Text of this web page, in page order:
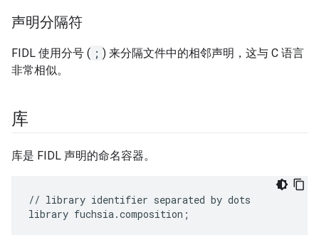
声明分隔符
FIDL 使用分号 ( ; ) 来分隔文件中的相邻声明，这与 C 语言
非常相似。
库
库是 FIDL 声明的命名容器。
// library identifier separated by dots
library fuchsia.composition ;